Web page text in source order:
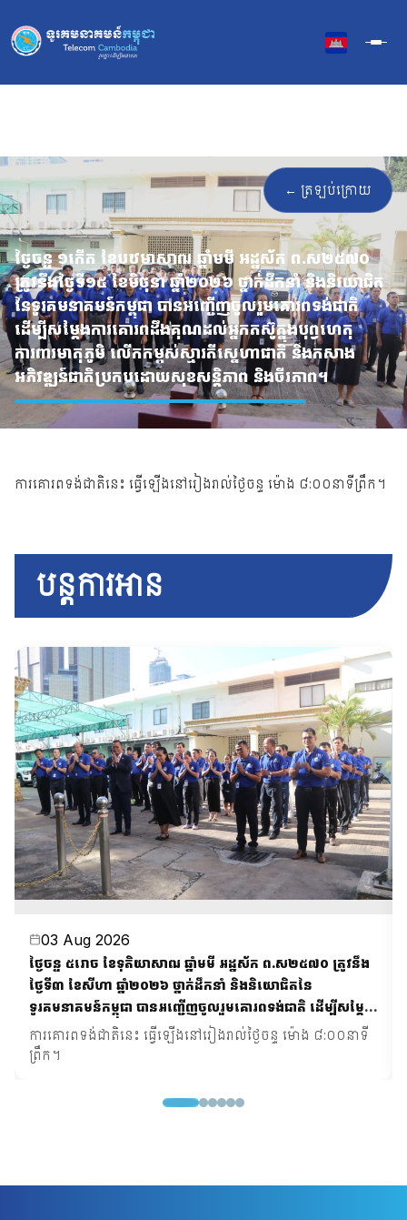
to
← ត្រឡប់ក្រោយ
ថ្ងៃចន្ទ ១កើត ខែបឋមាសាឍ ឆ្នាំមមី អដ្ឋស័ក ព.ស២៥៧០
ត្រូវនឹងថ្ងៃទី១៥ ខែមិថុនា ឆ្នាំ២០២៦ ថ្នាក់ដឹកនាំ និងនិយោជិត
នៃទូរគមនាគមន៍កម្ពុជា បានអញ្ជើញចូលរួមគោរពទង់ជាតិ
ដើម្បីសម្តែងការគោរពដឹងគុណដល់អ្នកតស៊ូក្នុងបុព្វហេតុ
ការពារមាតុភូមិ លើកកម្ពស់ស្មារតីស្នេហាជាតិ និងកសាង
អភិវឌ្ឍន៍ជាតិប្រកបដោយសុខសន្តិភាព និងចីរភាព។
ការគោរពទង់ជាតិនេះ ធ្វើឡើងនៅរៀងរាល់ថ្ងៃចន្ទ ម៉ោង ៨:០០នាទីព្រឹក។
បន្តការអាន
03 Aug 2026
ថ្ងៃចន្ទ ៥រោច ខែទុតិយាសាឍ ឆ្នាំមមី អដ្ឋស័ក ព.ស២៥៧០ ត្រូវនឹង
ថ្ងៃទី៣ ខែសីហា ឆ្នាំ២០២៦ ថ្នាក់ដឹកនាំ និងនិយោជិតនៃ
ទូរគមនាគមន៍កម្ពុជា បានអញ្ជើញចូលរួមគោរពទង់ជាតិ ដើម្បីសម្តែង
ការគោរពដឹងគុណដល់អ្នកតស៊ូក្នុងបុព្វហេតុការពារមាតុភូមិ លើក
កម្ពស់ស្មារតីស្នេហាជាតិ និងកសាងអភិវឌ្ឍន៍ជាតិប្រកបដោយសុខ
ការគោរពទង់ជាតិនេះ ធ្វើឡើងនៅរៀងរាល់ថ្ងៃចន្ទ ម៉ោង ៨:០០នាទី
ព្រឹក។